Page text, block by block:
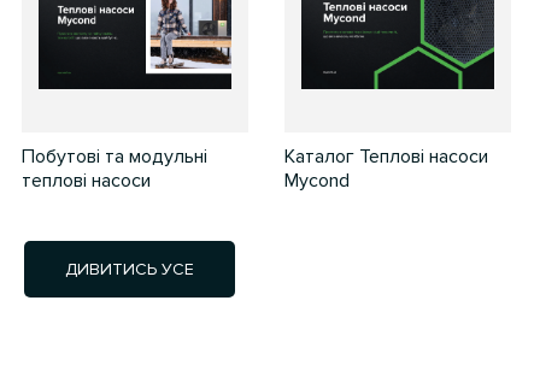
Побутові та модульні
теплові насоси
Каталог Теплові насоси
Mycond
ДИВИТИСЬ УСЕ